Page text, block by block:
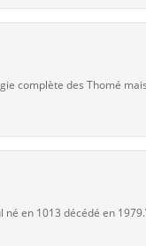
complète des Thomé
en 1013 décédé en